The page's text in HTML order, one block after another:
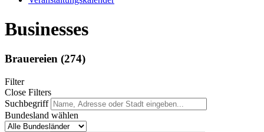
Businesses
Brauereien (274)
Filter
Close Filters
Suchbegriff
Bundesland wählen